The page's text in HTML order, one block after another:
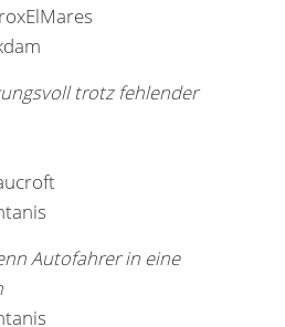
trotz fehlender
Autofahrer in eine